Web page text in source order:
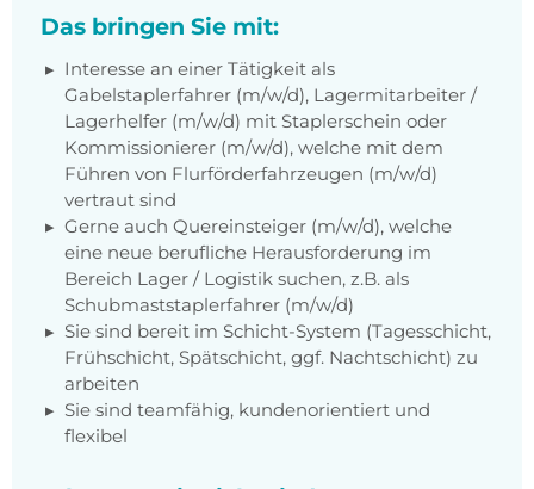
Das bringen Sie mit:
Interesse an einer Tätigkeit als
Gabelstaplerfahrer (m/w/d), Lagermitarbeiter /
Lagerhelfer (m/w/d) mit Staplerschein oder
Kommissionierer (m/w/d), welche mit dem
Führen von Flurförderfahrzeugen (m/w/d)
vertraut sind
Gerne auch Quereinsteiger (m/w/d), welche
eine neue berufliche Herausforderung im
Bereich Lager / Logistik suchen, z.B. als
Schubmaststaplerfahrer (m/w/d)
Sie sind bereit im Schicht-System (Tagesschicht,
Frühschicht, Spätschicht, ggf. Nachtschicht) zu
arbeiten
Sie sind teamfähig, kundenorientiert und
flexibel